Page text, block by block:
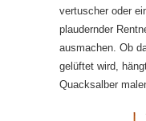
vertuscher oder
plaudernder
ausmachen. Ob
gelüftet wird,
Quacksalber